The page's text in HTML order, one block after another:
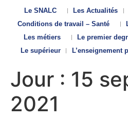
Le SNALC Les Actualités
Conditions de travail – Santé
Les métiers
Le premier
Le supérieur
L’enseignement
Jour : 15
2021